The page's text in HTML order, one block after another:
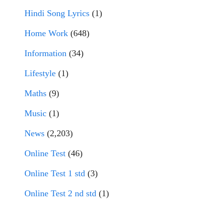
Hindi Song Lyrics (1)
Home Work (648)
Information (34)
Lifestyle (1)
Maths (9)
Music (1)
News (2,203)
Online Test (46)
Online Test 1 std (3)
Online Test 2 nd std (1)